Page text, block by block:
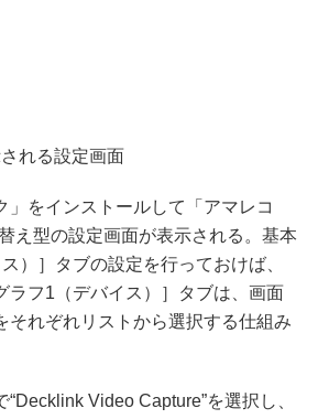
れる設定画面
をインストールして「アマレコ
え型の設定画面が表示される。基本
）］タブの設定を行っておけば、
ラフ1（デバイス）］タブは、画面
それぞれリストから選択する仕組み
Video Capture”を選択し、